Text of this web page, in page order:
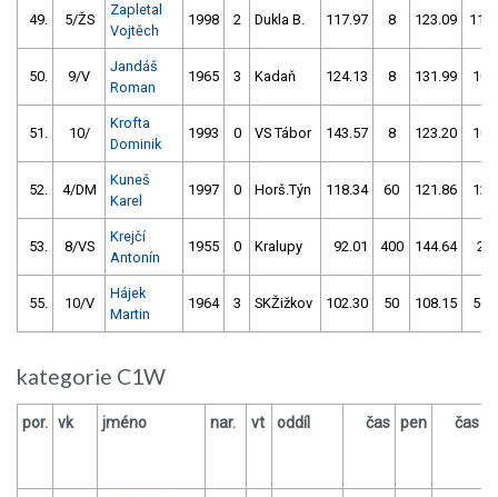
49. 5/ŽS
Zapletal
Vojtěch
1998 2 Dukla B. 117.97 8 123.09 114
50. 9/V
Jandáš
Roman
1965 3 Kadaň 124.13 8 131.99 10
51. 10/
Krofta
Dominik
1993 0 VS Tábor 143.57 8 123.20 10
52. 4/DM
Kuneš
Karel
1997 0 Horš.Týn 118.34 60 121.86 12
53. 8/VS
Krejčí
Antonín
1955 0 Kralupy 92.01 400 144.64 2
55. 10/V
Hájek
Martin
1964 3 SKŽižkov 102.30 50 108.15 56
kategorie C1W
por. vk jméno nar. vt oddíl čas pen čas